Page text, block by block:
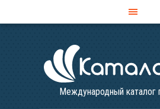
Международный каталог